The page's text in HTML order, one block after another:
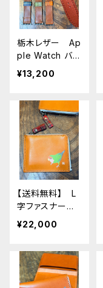
計ベルト こざ
くらいんこ Ap
pleWatch 対
応 バンド シリ
ーズ9 SE2023
8 SE2 7 6 SE
栃木レザー Ap
ple Watch バン
ド コザクライン
コ ノーマル
WN アップル
ウォッチバンド
時計ベルト こ
ざくらいんこ A
ppleWatch
対応 バンド シ
リーズ9 SE202
3 8 SE2 7 6 S
E 5 4 3 2 1に対
応
¥13,200
【送料無料】 L
字ファスナー財
布 コザクライ
ンコ ノーマ
ャメル 財布
こざくらいんこ
栃木レザー
¥22,000